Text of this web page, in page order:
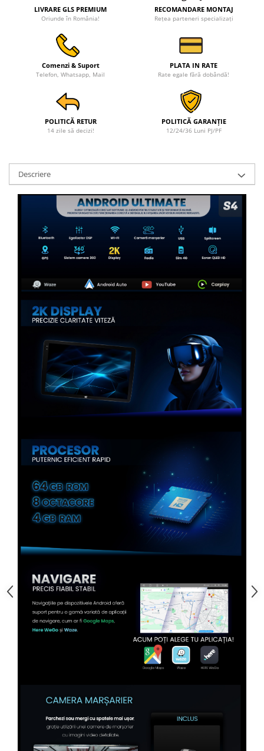
LIVRARE GLS PREMIUM
Oriunde în România!
RECOMANDARE MONTAJ
Rețea parteneri specializați
Comenzi & Suport
Telefon, Whatsapp, Mail
PLATA IN RATE
Rate egale fără dobândă!
POLITICĂ RETUR
14 zile să decizi!
POLITICĂ GARANȚIE
12/24/36 Luni PJ/PF
Descriere